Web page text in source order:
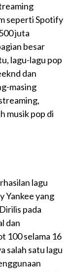
seperti Spotify
juta
besar
lagu-lagu pop
dan
masing
musik pop di
lagu
Yankee yang
pada
dan
100 selama 16
salah satu lagu